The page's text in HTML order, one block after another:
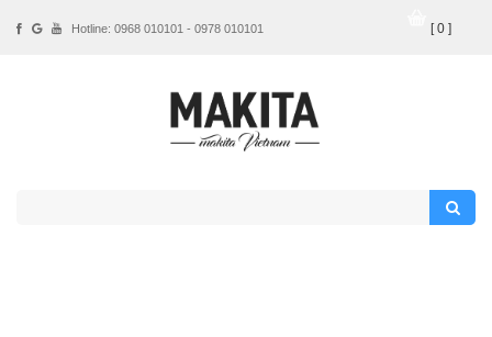
Hotline: 0968 010101 - 0978 010101 [ 0 ]